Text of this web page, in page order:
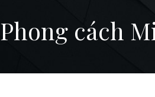
Phong cách